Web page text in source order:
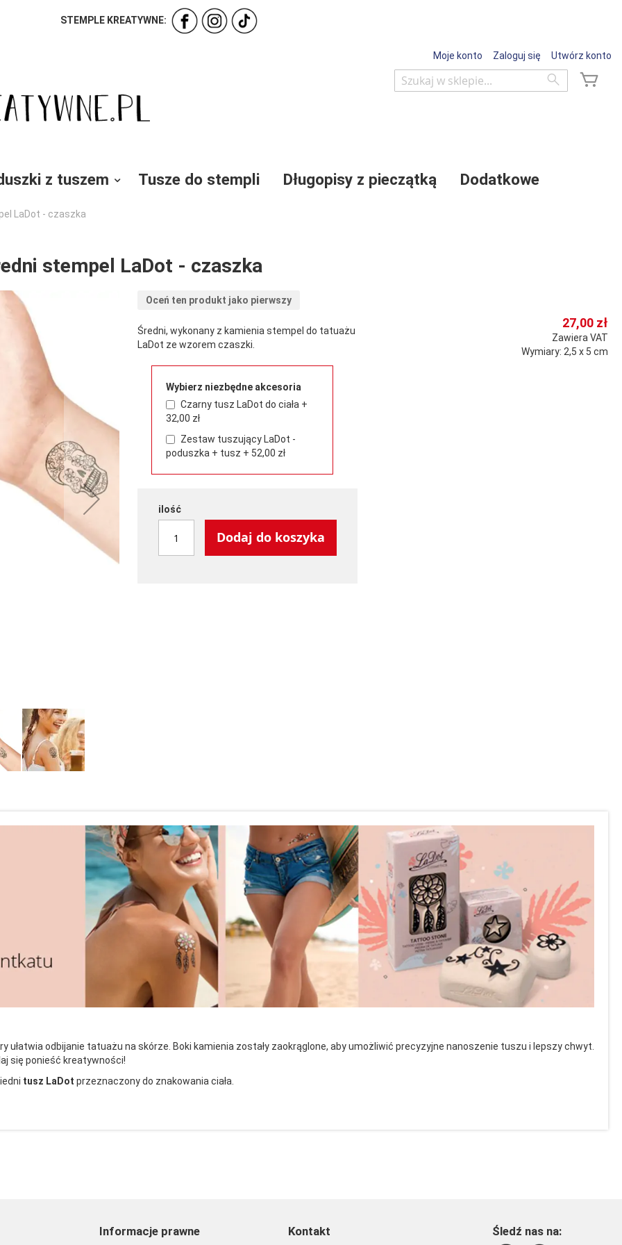
STEMPLE KREATYWNE:
Moje konto Zaloguj się Utwórz konto
Wyszukaj
z tuszem Tusze do stempli Długopisy z pieczątką Dodatkowe
LaDot - czaszka
stempel LaDot - czaszka
Oceń ten produkt jako pierwszy
27,00 zł
Zawiera VAT
Wymiary: 2,5 x 5 cm
Średni, wykonany z kamienia stempel do tatuażu
LaDot ze wzorem czaszki.
Wybierz niezbędne akcesoria
Czarny tusz LaDot do ciała +
32,00 zł
Zestaw tuszujący LaDot -
poduszka + tusz + 52,00 zł
ilość
Dodaj do koszyka
ułatwia odbijanie tatuażu na skórze. Boki kamienia zostały zaokrąglone, aby umożliwić precyzyjne nanoszenie tuszu i lepszy chwyt.
się ponieść kreatywności!
tusz LaDot przeznaczony do znakowania ciała.
Informacje prawne Kontakt Śledź nas na: